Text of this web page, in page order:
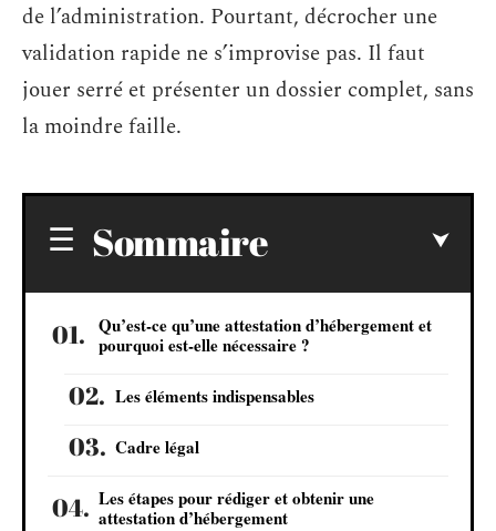
de l’administration. Pourtant, décrocher une
validation rapide ne s’improvise pas. Il faut
jouer serré et présenter un dossier complet, sans
la moindre faille.
Sommaire
Qu’est-ce qu’une attestation d’hébergement et
pourquoi est-elle nécessaire ?
Les éléments indispensables
Cadre légal
Les étapes pour rédiger et obtenir une
attestation d’hébergement